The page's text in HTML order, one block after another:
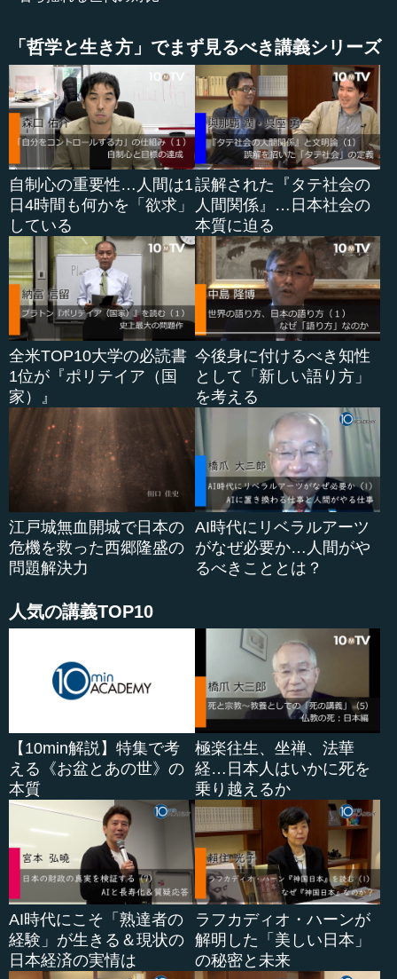
そのようなお話をさせていただきましたが、やはり幕末か
ら明治に入り、日本が西洋に追いついてがんばろうとなっ
た時に、みんなが哲学を一斉に勉強したのは、本当に慧眼
だと思います。
●造語を多数生み出した明治初期の日本
納富 そうした中、造語として新しい単語（哲学用語）を
つくるわけです。それらは今、中国人や韓国人から注目さ
れています。井上哲次郎などを中心に『哲学字彙（じ
い）』という用語集ないし辞書が編纂されましたが（初版
1881年）、それを元にして中国や韓国で今も用いる西洋哲
学の翻訳語が、全てではないにしろ東アジア中で共有され
ています。日本にそういう適応力のようなものがあったの
は驚きだと思います。
―― 「経済」にしても、「議会」にしても、「演説」に
しても、それはすごいクリエイティビティですね。和製漢
語みたいなも...
「哲学と生き方」でまず見るべき講義シリーズ
自制心の重要性…人間は1
日4時間も何かを「欲求」
している
誤解された『タテ社会の
人間関係』…日本社会の
本質に迫る
全米TOP10大学の必読書
1位が『ポリテイア（国
家）』
今後身に付けるべき知性
として「新しい語り方」
を考える
江戸城無血開城で日本の
危機を救った西郷隆盛の
問題解決力
AI時代にリベラルアーツ
がなぜ必要か…人間がや
るべきこととは？
人気の講義TOP10
【10min解説】特集で考
える《お盆とあの世》の
本質
極楽往生、坐禅、法華
経…日本人はいかに死を
乗り越えるか
AI時代にこそ「熟達者の
経験」が生きる＆現状の
日本経済の実情は
ラフカディオ・ハーンが
解明した「美しい日本」
の秘密と未来